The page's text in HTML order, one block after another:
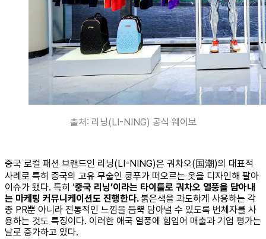
출처: 리닝(LI-NING) 공식 웨이보
중국 로컬 패션 브랜드인 리닝(LI-NING)은 궈차오(国潮)의 대표적
사례로 특히 중국의 고유 무술인 쿵푸가 떠오르는 옷을 디자인해 팔아
이슈가 됐다. 특히 ‘중국 리닝’이라는 타이틀로 궈차오 열풍을 담아내
는 마케팅 커뮤니케이션도 진행한다.붉은색을 과도하게 사용하는 각
종 PR뿐 아니라 전통적인 느낌을 듬뿍 담아낼 수 있도록 번체자를 사
용하는 것도 특징이다. 이러한 애국 열풍에 힘입어 매출과 기업 평가는
날로 증가하고 있다.